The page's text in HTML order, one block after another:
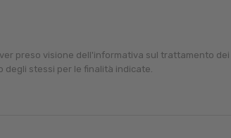
preso visione dell'informativa sul trattamento dei
stessi per le finalità indicate.